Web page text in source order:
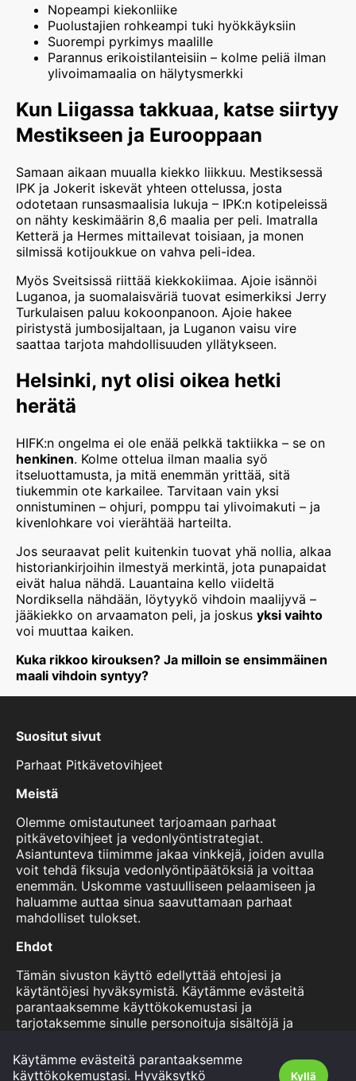
Nopeampi kiekonliike
Puolustajien rohkeampi tuki hyökkäyksiin
Suorempi pyrkimys maalille
Parannus erikoistilanteisiin – kolme peliä ilman
ylivoimamaalia on hälytysmerkki
Kun Liigassa takkuaa, katse siirtyy
Mestikseen ja Eurooppaan
Samaan aikaan muualla kiekko liikkuu. Mestiksessä
IPK ja Jokerit iskevät yhteen ottelussa, josta
odotetaan runsasmaalisia lukuja – IPK:n kotipeleissä
on nähty keskimäärin 8,6 maalia per peli. Imatralla
Ketterä ja Hermes mittailevat toisiaan, ja monen
silmissä kotijoukkue on vahva peli-idea.
Myös Sveitsissä riittää kiekkokiimaa. Ajoie isännöi
Luganoa, ja suomalaisväriä tuovat esimerkiksi Jerry
Turkulaisen paluu kokoonpanoon. Ajoie hakee
piristystä jumbosijaltaan, ja Luganon vaisu vire
saattaa tarjota mahdollisuuden yllätykseen.
Helsinki, nyt olisi oikea hetki
herätä
HIFK:n ongelma ei ole enää pelkkä taktiikka – se on
henkinen. Kolme ottelua ilman maalia syö
itseluottamusta, ja mitä enemmän yrittää, sitä
tiukemmin ote karkailee. Tarvitaan vain yksi
onnistuminen – ohjuri, pomppu tai ylivoimakuti – ja
kivenlohkare voi vierähtää harteilta.
Jos seuraavat pelit kuitenkin tuovat yhä nollia, alkaa
historiankirjoihin ilmestyä merkintä, jota punapaidat
eivät halua nähdä. Lauantaina kello viideltä
Nordiksella nähdään, löytyykö vihdoin maalijyvä –
jääkiekko on arvaamaton peli, ja joskus yksi vaihto
voi muuttaa kaiken.
Kuka rikkoo kirouksen? Ja milloin se ensimmäinen
maali vihdoin syntyy?
Suositut sivut
Parhaat Pitkävetovihjeet
Meistä
Olemme omistautuneet tarjoamaan parhaat
pitkävetovihjeet ja vedonlyöntistrategiat.
Asiantunteva tiimimme jakaa vinkkejä, joiden avulla
voit tehdä fiksuja vedonlyöntipäätöksiä ja voittaa
enemmän. Uskomme vastuulliseen pelaamiseen ja
haluamme auttaa sinua saavuttamaan parhaat
mahdolliset tulokset.
Ehdot
Tämän sivuston käyttö edellyttää ehtojesi ja
käytäntöjesi hyväksymistä. Käytämme evästeitä
parantaaksemme käyttökokemustasi ja
tarjotaksemme sinulle personoituja sisältöjä ja
evästekäytännöistämme tältä sivulta. Käyttämällä
sivustoamme hyväksyt nämä ehdot.
Käytämme evästeitä parantaaksemme
käyttökokemustasi. Hyväksytkö
Kyllä